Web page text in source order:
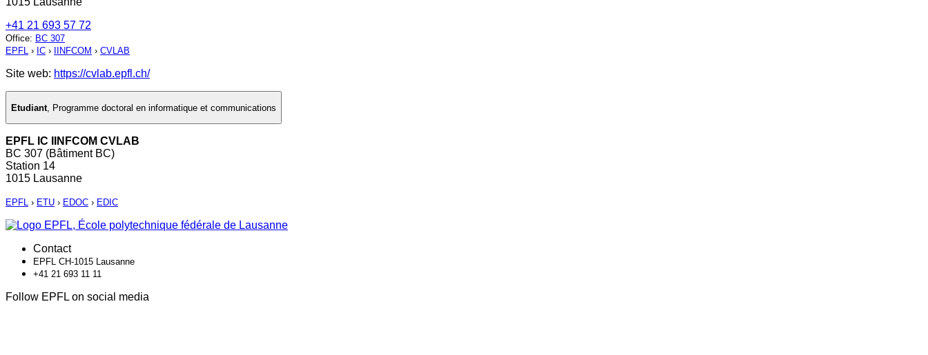
+41 21 693 57 72
Office: BC 307
EPFL › IC › IINFCOM › CVLAB
Site web: https://cvlab.epfl.ch/
Etudiant Programme doctoral en informatique et communications
EPFL IC IINFCOM CVLAB
BC 307 (Bâtiment BC)
Station 14
1015 Lausanne
EPFL › ETU › EDOC › EDIC
Contact
EPFL CH-1015 Lausanne
+41 21 693 11 11
Follow EPFL on social media